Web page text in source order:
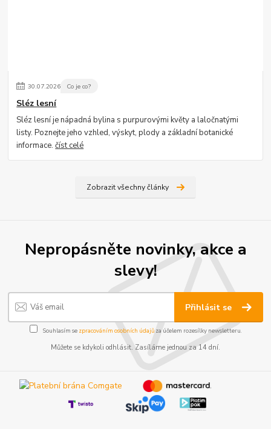
30.07.2026 Co je co?
Sléz lesní
Sléz lesní je nápadná bylina s purpurovými květy a laločnatými
listy. Poznejte jeho vzhled, výskyt, plody a základní botanické
informace.číst celé
Zobrazit všechny články
Nepropásněte novinky, akce a
slevy!
Přihlásit se
Souhlasím se zpracováním osobních údajůza účelem rozesílky newsletteru.
Můžete se kdykoli odhlásit. Zasíláme jednou za 14 dní.